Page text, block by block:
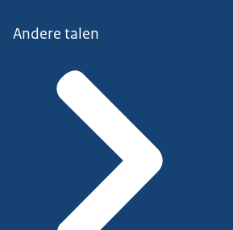
Andere talen